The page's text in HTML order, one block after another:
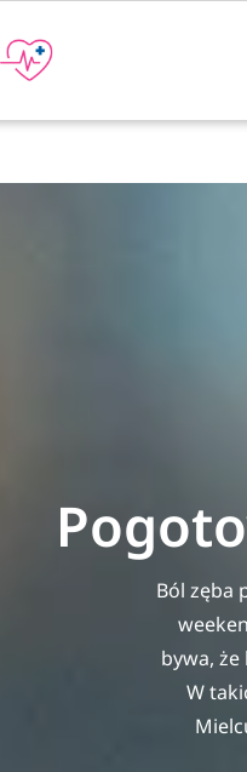
Ból zęba
bywa,
W